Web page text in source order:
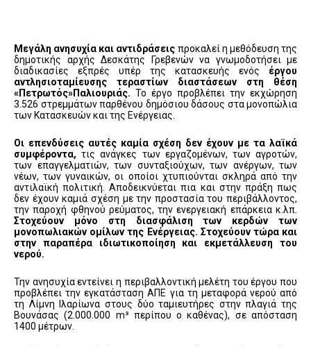
Μεγάλη ανησυχία και αντιδράσεις προκαλεί η μεθόδευση της
δημοτικής αρχής Δεσκάτης Γρεβενών να γνωμοδοτήσει με
διαδικασίες εξπρές υπέρ της κατασκευής ενός έργου
αντλησιοταμίευσης τεραστίων διαστάσεων στη θέση
«Πετρωτός»Παλιουριάς. Το έργο προβλέπει την εκχώρηση
3.526 στρεμμάτων παρθένου δημόσιου δάσους στα μονοπώλια
των Κατασκευών και της Ενέργειας.
Οι επενδύσεις αυτές καμία σχέση δεν έχουν με τα λαϊκά
συμφέροντα, τις ανάγκες των εργαζομένων, των αγροτών,
των επαγγελματιών, των συνταξιούχων, των ανέργων, των
νέων, των γυναικών, οι οποίοι χτυπιούνται σκληρά από την
αντιλαϊκή πολιτική. Αποδεικνύεται πια και στην πράξη πως
δεν έχουν καμιά σχέση με την προστασία του περιβάλλοντος,
την παροχή φθηνού ρεύματος, την ενεργειακή επάρκεια κ.λπ.
Στοχεύουν μόνο στη διασφάλιση των κερδών των
μονοπωλιακών ομίλων της Ενέργειας. Στοχεύουν τώρα και
στην παραπέρα ιδιωτικοποίηση και εκμετάλλευση του
νερού.
Την ανησυχία εντείνει η περιβαλλοντική μελέτη του έργου που
προβλέπει την εγκατάσταση ΑΠΕ για τη μεταφορά νερού από
τη Λίμνη Ιλαρίωνα στους δύο ταμιευτήρες στην πλαγιά της
Βουνάσας (2.000.000 m³ περίπου ο καθένας), σε απόσταση
1400 μέτρων.